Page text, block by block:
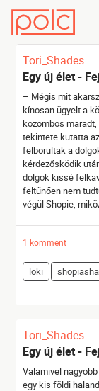
Tori_Shades
Egy új élet -
– Mégis mit
kínosan ügyelt a
közömbös
tekintete kutatta
felborultak a
kérdezősködik
dolgok kissé
feltűnően nem
végül Shopie,
1 komment
loki
Tori_Shades
Egy új élet -
Valamivel
egy kis földi